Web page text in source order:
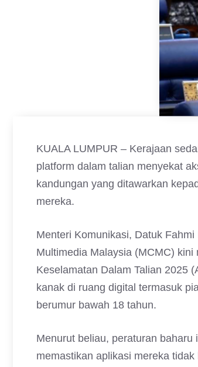
KUALA LUMPUR – Kerajaan
platform dalam talian menyekat
kandungan yang ditawarkan
mereka.
Menteri Komunikasi, Datuk
Multimedia Malaysia (MCMC)
Keselamatan Dalam Talian 2025
kanak di ruang digital termasuk
berumur bawah 18 tahun.
Menurut beliau, peraturan
memastikan aplikasi mereka